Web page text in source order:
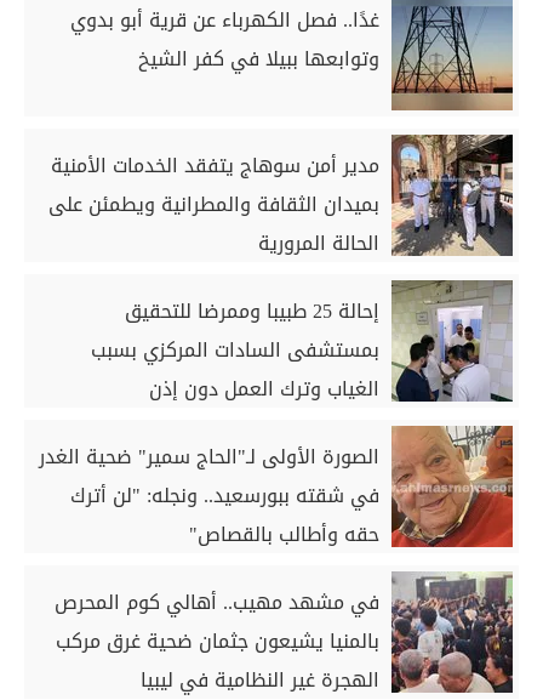
غدًا.. فصل الكهرباء عن قرية أبو بدوي
وتوابعها ببيلا في كفر الشيخ
مدير أمن سوهاج يتفقد الخدمات الأمنية
بميدان الثقافة والمطرانية ويطمئن على
الحالة المرورية
إحالة 25 طبيبا وممرضا للتحقيق
بمستشفى السادات المركزي بسبب
الغياب وترك العمل دون إذن
الصورة الأولى لـ"الحاج سمير" ضحية الغدر
في شقته ببورسعيد.. ونجله: "لن أترك
حقه وأطالب بالقصاص"
في مشهد مهيب.. أهالي كوم المحرص
بالمنيا يشيعون جثمان ضحية غرق مركب
الهجرة غير النظامية في ليبيا